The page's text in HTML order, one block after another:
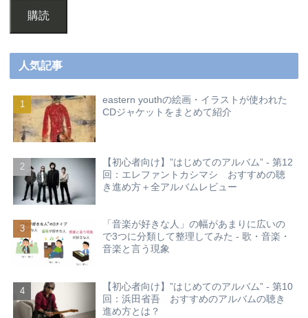
購読
人気記事
eastern youthの絵画・イラストが使われた
CDジャケットをまとめて紹介
【初心者向け】”はじめてのアルバム” - 第12
回：エレファントカシマシ おすすめの聴
き進め方＋全アルバムレビュー
「音楽が好きな人」の幅があまりに広いの
で3つに分類して整理してみた - 歌・音楽・
音楽と言う現象
【初心者向け】”はじめてのアルバム” - 第10
回：浜田省吾 おすすめのアルバムの聴き
進め方とは？